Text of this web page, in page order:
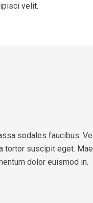
velit.
sodales faucibus.
tortor suscipit eget.
dolor euismod in.